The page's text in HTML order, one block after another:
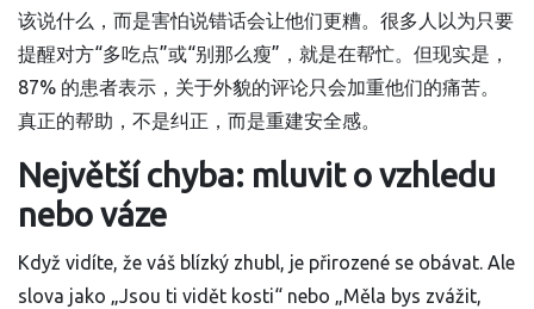
该说什么，而是害怕说错话会让他们更糟。很多人以为只要
提醒对方“多吃点”或“别那么瘦”，就是在帮忙。但现实是，
87% 的患者表示，关于外貌的评论只会加重他们的痛苦。
真正的帮助，不是纠正，而是重建安全感。
Největší chyba: mluvit o vzhledu
nebo váze
Když vidíte, že váš blízký zhubl, je přirozené se obávat. Ale
slova jako „Jsou ti vidět kosti“ nebo „Měla bys zvážit,